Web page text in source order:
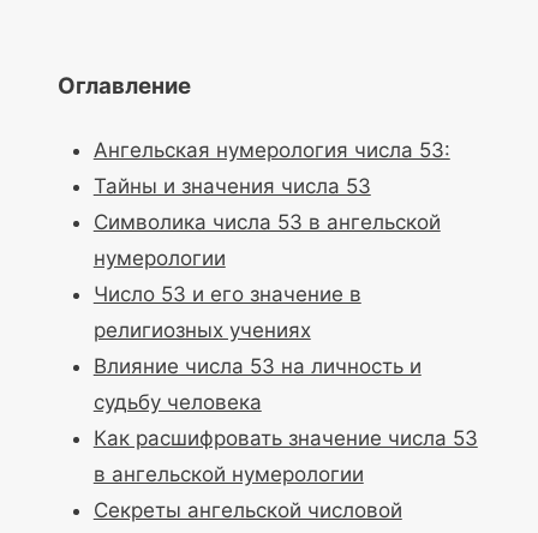
Оглавление
Ангельская нумерология числа 53:
Тайны и значения числа 53
Символика числа 53 в ангельской
нумерологии
Число 53 и его значение в
религиозных учениях
Влияние числа 53 на личность и
судьбу человека
Как расшифровать значение числа 53
в ангельской нумерологии
Секреты ангельской числовой